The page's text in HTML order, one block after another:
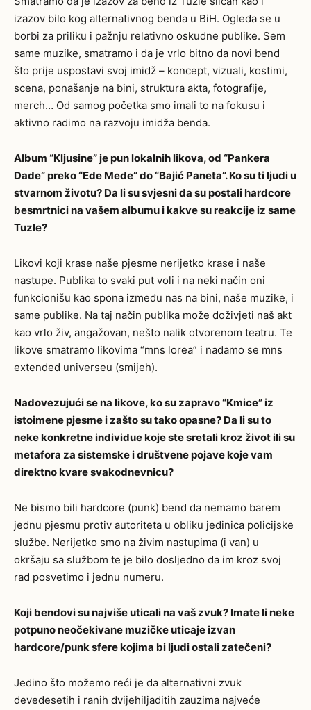
izazov bilo kog alternativnog benda u BiH. Ogleda se u
borbi za priliku i pažnju relativno oskudne publike. Sem
same muzike, smatramo i da je vrlo bitno da novi bend
što prije uspostavi svoj imidž – koncept, vizuali, kostimi,
scena, ponašanje na bini, struktura akta, fotografije,
merch… Od samog početka smo imali to na fokusu i
aktivno radimo na razvoju imidža benda.
Album “Kljusine” je pun lokalnih likova, od “Pankera
Dade” preko “Ede Mede” do “Bajić Paneta”. Ko su ti ljudi u
stvarnom životu? Da li su svjesni da su postali hardcore
besmrtnici na vašem albumu i kakve su reakcije iz same
Tuzle?
Likovi koji krase naše pjesme nerijetko krase i naše
nastupe. Publika to svaki put voli i na neki način oni
funkcionišu kao spona između nas na bini, naše muzike, i
same publike. Na taj način publika može doživjeti naš akt
kao vrlo živ, angažovan, nešto nalik otvorenom teatru. Te
likove smatramo likovima “mns lorea” i nadamo se mns
extended universeu (smijeh).
Nadovezujući se na likove, ko su zapravo “Kmice” iz
istoimene pjesme i zašto su tako opasne? Da li su to
neke konkretne individue koje ste sretali kroz život ili su
metafora za sistemske i društvene pojave koje vam
direktno kvare svakodnevnicu?
Ne bismo bili hardcore (punk) bend da nemamo barem
jednu pjesmu protiv autoriteta u obliku jedinica policijske
službe. Nerijetko smo na živim nastupima (i van) u
okršaju sa službom te je bilo dosljedno da im kroz svoj
rad posvetimo i jednu numeru.
Koji bendovi su najviše uticali na vaš zvuk? Imate li neke
potpuno neočekivane muzičke uticaje izvan
hardcore/punk sfere kojima bi ljudi ostali zatečeni?
Jedino što možemo reći je da alternativni zvuk
devedesetih i ranih dvijehiljaditih zauzima najveće